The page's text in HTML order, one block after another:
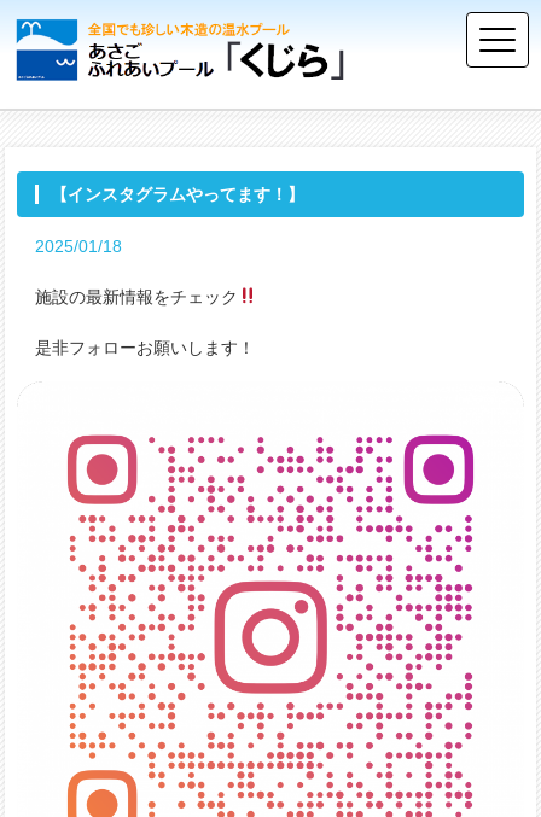
【インスタグラムやってます！】
2025/01/18
施設の最新情報をチェック
是非フォローお願いします！